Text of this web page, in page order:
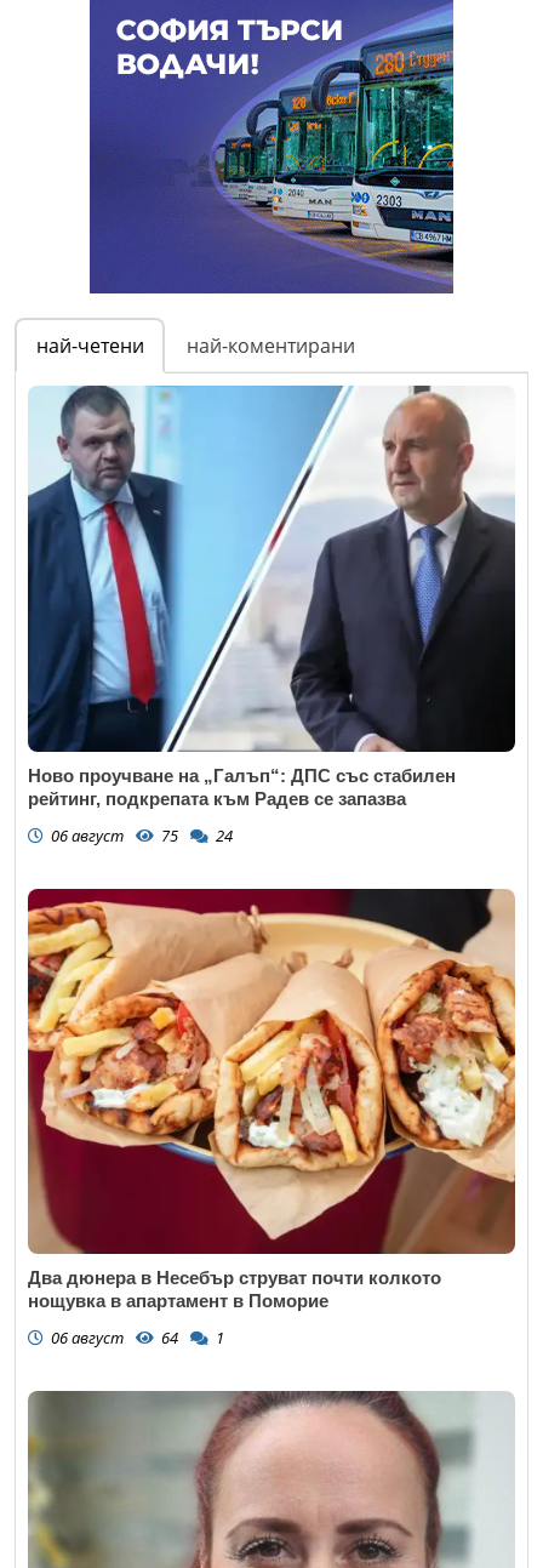
най-четени най-коментирани
Ново проучване на „Галъп“: ДПС със стабилен
рейтинг, подкрепата към Радев се запазва
06 август 75 24
Два дюнера в Несебър струват почти колкото
нощувка в апартамент в Поморие
06 август 64 1